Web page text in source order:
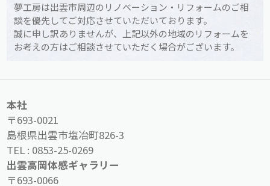
夢工房は出雲市周辺のリノベーション・リフォームのご相
談を優先してご対応させていただいております。
誠に申し訳ありませんが、上記以外の地域のリフォームを
お考えの方はご相談させていただく場合がございます。
本社
〒693-0021
島根県出雲市塩冶町826-3
TEL : 0853-25-0269
出雲高岡体感ギャラリー
〒693-0066